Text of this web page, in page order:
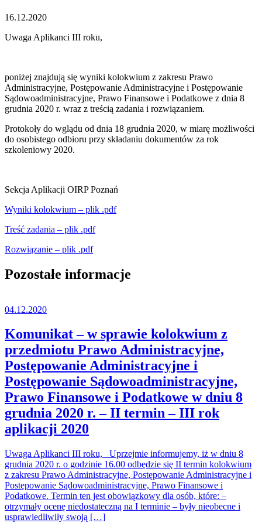
16.12.2020
Uwaga Aplikanci III roku,
poniżej znajdują się wyniki kolokwium z zakresu Prawo
Administracyjne, Postępowanie Administracyjne i Postępowanie
Sądowoadministracyjne, Prawo Finansowe i Podatkowe z dnia 8
grudnia 2020 r. wraz z treścią zadania i rozwiązaniem.
Protokoły do wglądu od dnia 18 grudnia 2020, w miarę możliwości
do osobistego odbioru przy składaniu dokumentów za rok
szkoleniowy 2020.
Sekcja Aplikacji OIRP Poznań
Wyniki kolokwium – plik .pdf
Treść zadania – plik .pdf
Rozwiązanie – plik .pdf
Pozostałe informacje
04.12.2020
Komunikat – w sprawie kolokwium z
przedmiotu Prawo Administracyjne,
Postępowanie Administracyjne i
Postępowanie Sądowoadministracyjne,
Prawo Finansowe i Podatkowe w dniu 8
grudnia 2020 r. – II termin – III rok
aplikacji 2020
Uwaga Aplikanci III roku, Uprzejmie informujemy, iż w dniu 8
grudnia 2020 r. o godzinie 16.00 odbędzie się II termin kolokwium
z zakresu Prawo Administracyjne, Postępowanie Administracyjne i
Postępowanie Sądowoadministracyjne, Prawo Finansowe i
Podatkowe. Termin ten jest obowiązkowy dla osób, które: –
otrzymały ocenę niedostateczną na I terminie – były nieobecne i
usprawiedliwiły swoją […]